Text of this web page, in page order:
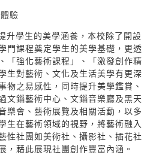
驗
升學生的美學涵養，本校除了開設
門課程奠定學生的美學基礎，更透
「強化藝術課程」、「激發創作精
生對藝術、文化及生活美學有更深
物之易感性，同時提升美學鑑賞、
文錙藝術中心、文錙音樂廳及黑天
樂會、藝術展覽及相關活動，以多
生在藝術領域的視野，將藝術融入
性社團如美術社、攝影社、插花社
，藉此展現社團創作豐富內涵。